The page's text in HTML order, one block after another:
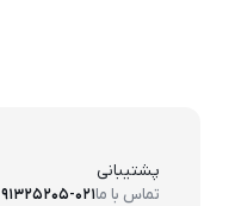
پشتیبانی
تماس با ما91325205-021